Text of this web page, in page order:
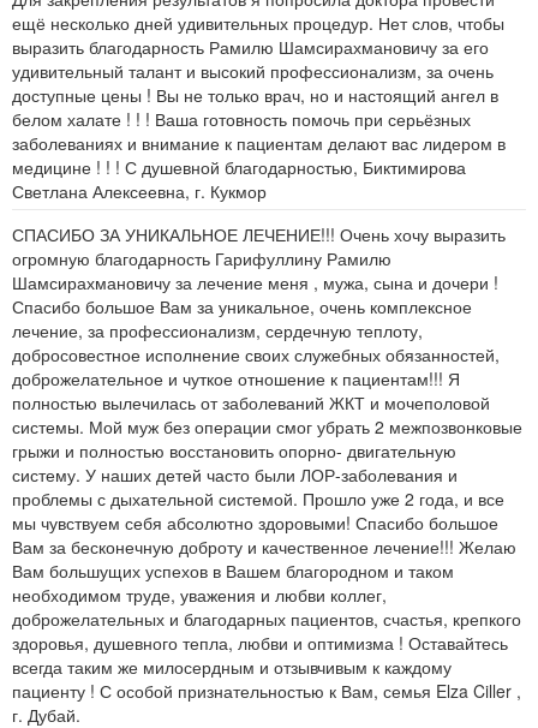
ещё несколько дней удивительных процедур. Нет слов, чтобы
выразить благодарность Рамилю Шамсирахмановичу за его
удивительный талант и высокий профессионализм, за очень
доступные цены ! Вы не только врач, но и настоящий ангел в
белом халате ! ! ! Ваша готовность помочь при серьёзных
заболеваниях и внимание к пациентам делают вас лидером в
медицине ! ! ! С душевной благодарностью, Биктимирова
Светлана Алексеевна, г. Кукмор
СПАСИБО ЗА УНИКАЛЬНОЕ ЛЕЧЕНИЕ!!! Очень хочу выразить
огромную благодарность Гарифуллину Рамилю
Шамсирахмановичу за лечение меня , мужа, сына и дочери !
Спасибо большое Вам за уникальное, очень комплексное
лечение, за профессионализм, сердечную теплоту,
добросовестное исполнение своих служебных обязанностей,
доброжелательное и чуткое отношение к пациентам!!! Я
полностью вылечилась от заболеваний ЖКТ и мочеполовой
системы. Мой муж без операции смог убрать 2 межпозвонковые
грыжи и полностью восстановить опорно- двигательную
систему. У наших детей часто были ЛОР-заболевания и
проблемы с дыхательной системой. Прошло уже 2 года, и все
мы чувствуем себя абсолютно здоровыми! Спасибо большое
Вам за бесконечную доброту и качественное лечение!!! Желаю
Вам большущих успехов в Вашем благородном и таком
необходимом труде, уважения и любви коллег,
доброжелательных и благодарных пациентов, счастья, крепкого
здоровья, душевного тепла, любви и оптимизма ! Оставайтесь
всегда таким же милосердным и отзывчивым к каждому
пациенту ! С особой признательностью к Вам, семья Elza Ciller ,
г. Дубай.